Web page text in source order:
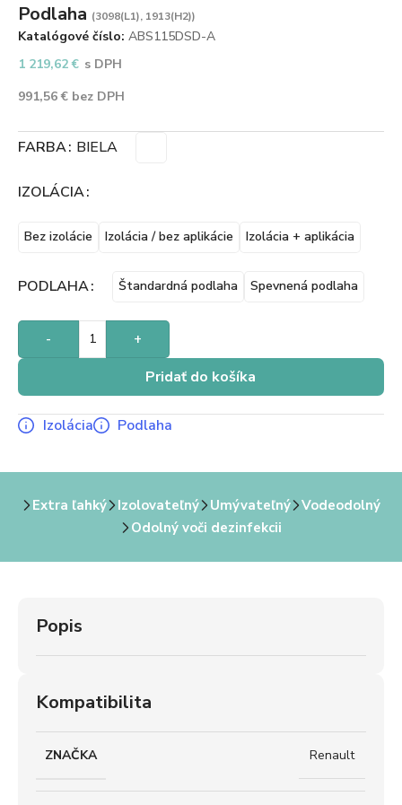
Podlaha (3098(L1), 1913(H2))
Katalógové číslo: ABS115DSD-A
1 219,62€ s DPH
991,56€ bez DPH
FARBA BIELA
IZOLÁCIA
Bez izolácie Izolácia / bez aplikácie Izolácia + aplikácia
PODLAHA Štandardná podlaha Spevnená podlaha
- +
Pridať do košíka
Izolácia Podlaha
Extra ľahký Izolovateľný Umývateľný
Vodeodolný
Odolný voči dezinfekcii
Popis
Kompatibilita
ZNAČKA Renault